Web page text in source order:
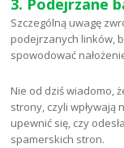
3. Podejrzane
Szczególną uwagę
podejrzanych linków,
spowodować
Nie od dziś wiadomo,
strony, czyli wpływają
upewnić się, czy
spamerskich stron.